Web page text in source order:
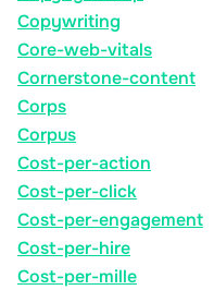
Copywriting
Core-web-vitals
Cornerstone-content
Corps
Corpus
Cost-per-action
Cost-per-click
Cost-per-engagement
Cost-per-hire
Cost-per-mille